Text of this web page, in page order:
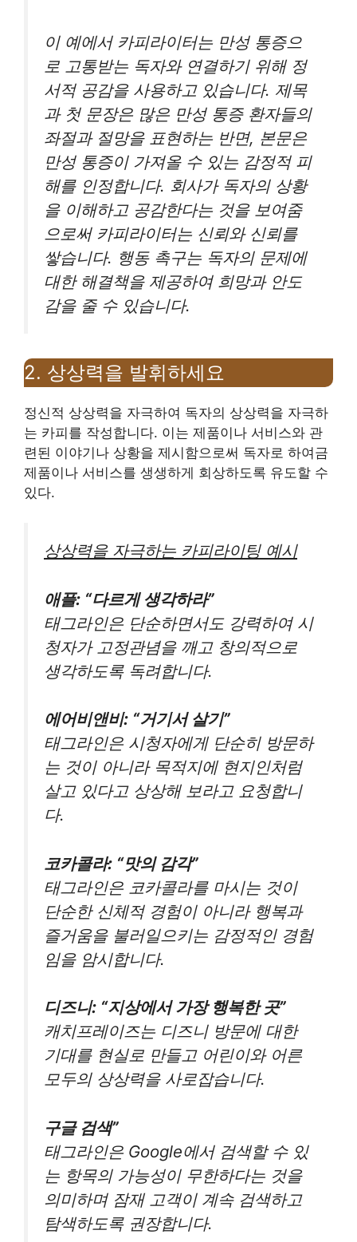
이 예에서 카피라이터는 만성 통증으
로 고통받는 독자와 연결하기 위해 정
서적 공감을 사용하고 있습니다. 제목
과 첫 문장은 많은 만성 통증 환자들의
좌절과 절망을 표현하는 반면, 본문은
만성 통증이 가져올 수 있는 감정적 피
해를 인정합니다. 회사가 독자의 상황
을 이해하고 공감한다는 것을 보여줌
으로써 카피라이터는 신뢰와 신뢰를
쌓습니다. 행동 촉구는 독자의 문제에
대한 해결책을 제공하여 희망과 안도
감을 줄 수 있습니다.
2. 상상력을 발휘하세요
정신적 상상력을 자극하여 독자의 상상력을 자극하
는 카피를 작성합니다. 이는 제품이나 서비스와 관
련된 이야기나 상황을 제시함으로써 독자로 하여금
제품이나 서비스를 생생하게 회상하도록 유도할 수
있다.
상상력을 자극하는 카피라이팅 예시
애플: “다르게 생각하라”
태그라인은 단순하면서도 강력하여 시
청자가 고정관념을 깨고 창의적으로
생각하도록 독려합니다.
에어비앤비: “거기서 살기”
태그라인은 시청자에게 단순히 방문하
는 것이 아니라 목적지에 현지인처럼
살고 있다고 상상해 보라고 요청합니
다.
코카콜라: “맛의 감각”
태그라인은 코카콜라를 마시는 것이
단순한 신체적 경험이 아니라 행복과
즐거움을 불러일으키는 감정적인 경험
임을 암시합니다.
디즈니: “지상에서 가장 행복한 곳”
캐치프레이즈는 디즈니 방문에 대한
기대를 현실로 만들고 어린이와 어른
모두의 상상력을 사로잡습니다.
구글 검색”
태그라인은 Google에서 검색할 수 있
는 항목의 가능성이 무한하다는 것을
의미하며 잠재 고객이 계속 검색하고
탐색하도록 권장합니다.